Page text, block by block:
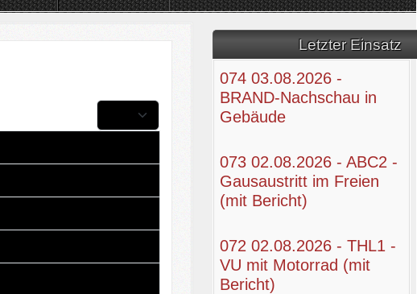
Letzter Einsatz
074 03.08.2026 -
BRAND-Nachschau in
Gebäude
073 02.08.2026 - ABC2 -
Gausaustritt im Freien
(mit Bericht)
072 02.08.2026 - THL1 -
VU mit Motorrad (mit
Bericht)
Anzeige #